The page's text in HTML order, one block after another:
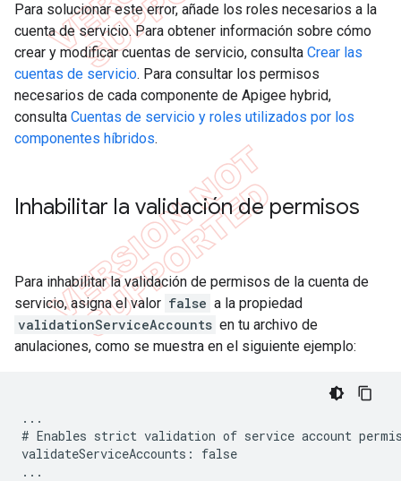
Para solucionar este error, añade los roles necesarios a la
cuenta de servicio. Para obtener información sobre cómo
crear y modificar cuentas de servicio, consulta Crear las
cuentas de servicio. Para consultar los permisos
necesarios de cada componente de Apigee hybrid,
consulta Cuentas de servicio y roles utilizados por los
componentes híbridos.
Inhabilitar la validación de permisos
Para inhabilitar la validación de permisos de la cuenta de
servicio, asigna el valor false a la propiedad
validationServiceAccounts en tu archivo de
anulaciones, como se muestra en el siguiente ejemplo:
...
# Enables strict validation of service account
validateServiceAccounts: false
...